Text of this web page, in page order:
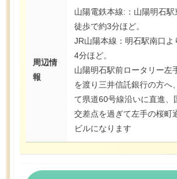
周辺情
報
山陽電鉄本線:：山陽明石駅
徒歩で約3分ほど。
JR山陽本線：明石駅南口よ
4分ほど。
山陽明石駅前ロータリー左
を渡り三井信託銀行の方へ
て県道60号線沿いに直進、
交差点を過ぎて左手の桜町
ビルになります